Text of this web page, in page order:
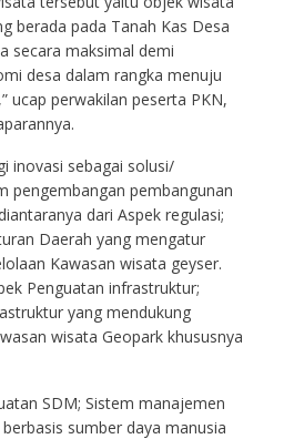
berada pada Tanah Kas Desa
secara maksimal demi
desa dalam rangka menuju
ucap perwakilan peserta PKN,
inovasi sebagai solusi/
pengembangan pembangunan
dari Aspek regulasi;
Daerah yang mengatur
Kawasan wisata geyser.
Penguatan infrastruktur;
yang mendukung
wisata Geopark khususnya
SDM; Sistem manajemen
sumber daya manusia